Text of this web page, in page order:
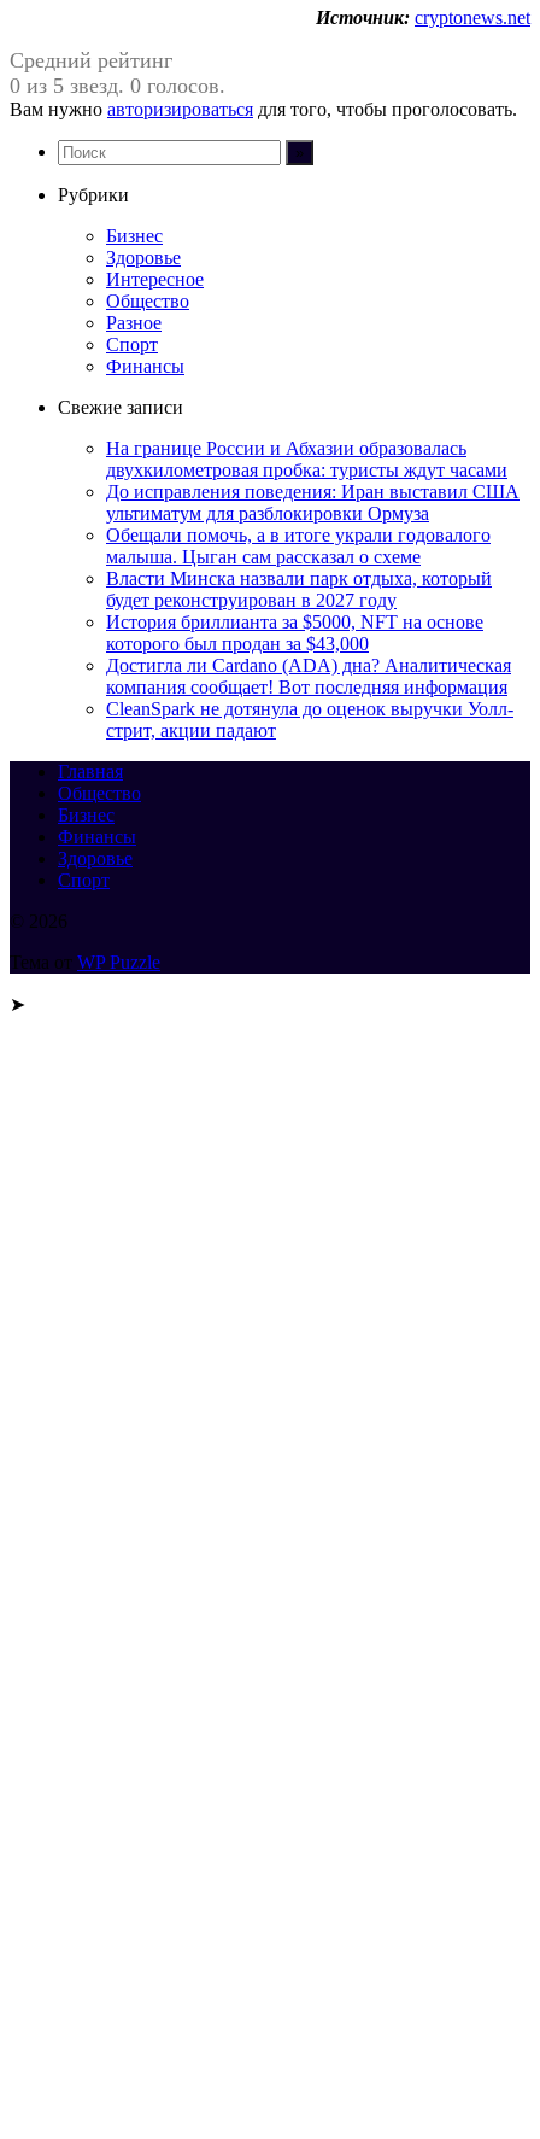
Источник: cryptonews.net
Средний рейтинг
0 из 5 звезд. 0 голосов.
Вам нужно авторизироваться для того, чтобы проголосовать.
Рубрики
Бизнес
Здоровье
Интересное
Общество
Разное
Спорт
Финансы
Свежие записи
На границе России и Абхазии образовалась
двухкилометровая пробка: туристы ждут часами
До исправления поведения: Иран выставил США
ультиматум для разблокировки Ормуза
Обещали помочь, а в итоге украли годовалого
малыша. Цыган сам рассказал о схеме
Власти Минска назвали парк отдыха, который
будет реконструирован в 2027 году
История бриллианта за $5000, NFT на основе
которого был продан за $43,000
Достигла ли Cardano (ADA) дна? Аналитическая
компания сообщает! Вот последняя информация
CleanSpark не дотянула до оценок выручки Уолл-
стрит, акции падают
Главная
Общество
Бизнес
Финансы
Здоровье
Спорт
© 2026
Тема от WP Puzzle
➤